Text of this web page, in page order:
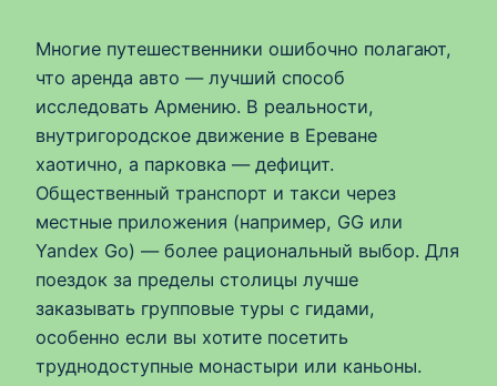
Многие путешественники ошибочно полагают,
что аренда авто — лучший способ
исследовать Армению. В реальности,
внутригородское движение в Ереване
хаотично, а парковка — дефицит.
Общественный транспорт и такси через
местные приложения (например, GG или
Yandex Go) — более рациональный выбор. Для
поездок за пределы столицы лучше
заказывать групповые туры с гидами,
особенно если вы хотите посетить
труднодоступные монастыри или каньоны.